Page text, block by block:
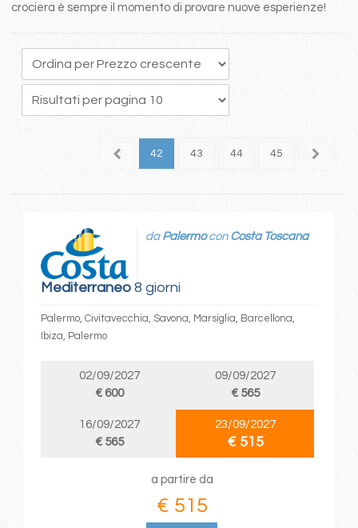
crociera è sempre il momento di provare nuove esperienze!
41 42 43 44 45 46
Mediterraneo8 giorni
da Palermocon Costa Toscana
Palermo, Civitavecchia, Savona, Marsiglia, Barcellona,
Ibiza, Palermo
02/09/2027
€ 600
09/09/2027
€ 565
16/09/2027
€ 565
23/09/2027
€ 515
a partire da
€ 515